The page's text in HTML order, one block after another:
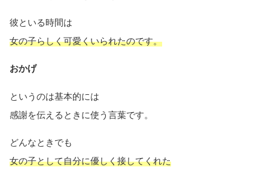
彼といる時間は
女の子らしく可愛くいられたのです。
おかげ
というのは基本的には
感謝を伝えるときに使う言葉です。
どんなときでも
女の子として自分に優しく接してくれた